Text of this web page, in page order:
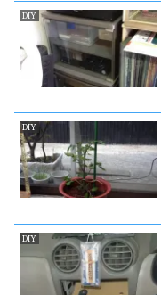
DIY
DIY
DIY